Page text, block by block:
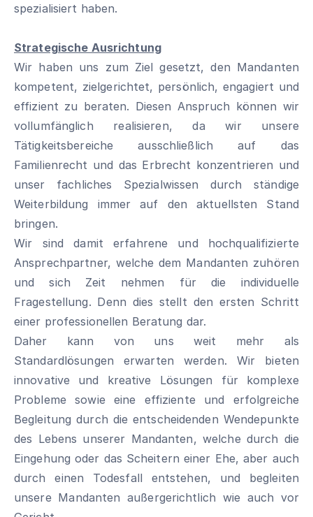
spezialisiert haben.
Strategische Ausrichtung
Wir haben uns zum Ziel gesetzt, den Mandanten
kompetent, zielgerichtet, persönlich, engagiert und
effizient zu beraten. Diesen Anspruch können wir
vollumfänglich realisieren, da wir unsere
Tätigkeitsbereiche ausschließlich auf das
Familienrecht und das Erbrecht konzentrieren und
unser fachliches Spezialwissen durch ständige
Weiterbildung immer auf den aktuellsten Stand
bringen.
Wir sind damit erfahrene und hochqualifizierte
Ansprechpartner, welche dem Mandanten zuhören
und sich Zeit nehmen für die individuelle
Fragestellung. Denn dies stellt den ersten Schritt
einer professionellen Beratung dar.
Daher kann von uns weit mehr als
Standardlösungen erwarten werden. Wir bieten
innovative und kreative Lösungen für komplexe
Probleme sowie eine effiziente und erfolgreiche
Begleitung durch die entscheidenden Wendepunkte
des Lebens unserer Mandanten, welche durch die
Eingehung oder das Scheitern einer Ehe, aber auch
durch einen Todesfall entstehen, und begleiten
unsere Mandanten außergerichtlich wie auch vor